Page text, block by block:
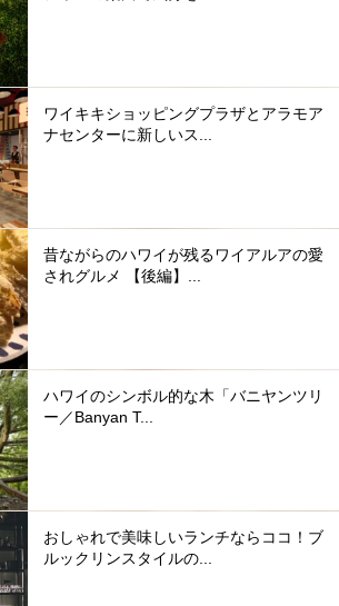
ワイキキショッピングプラザとアラモア
ナセンターに新しいス...
昔ながらのハワイが残るワイアルアの愛
されグルメ 【後編】...
ハワイのシンボル的な木「バニヤンツリ
ー／Banyan T...
おしゃれで美味しいランチならココ！ブ
ルックリンスタイルの...